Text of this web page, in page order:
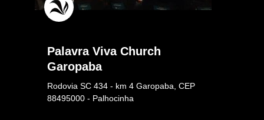
Palavra Viva Church
Garopaba
Rodovia SC 434 - km 4 Garopaba, CEP
88495000 - Palhocinha